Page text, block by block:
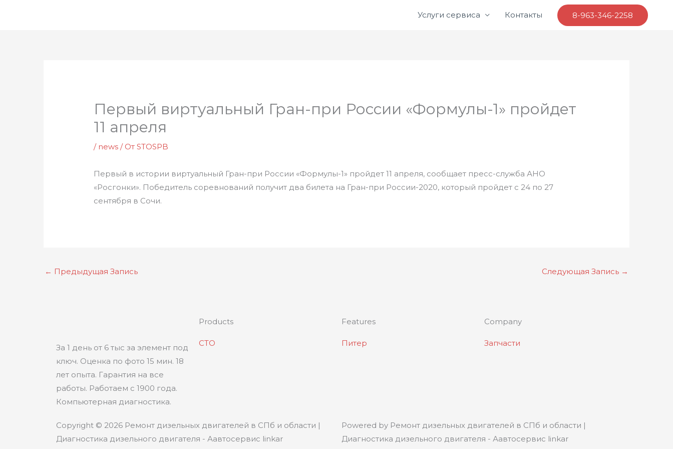
Услуги сервиса Контакты 8-963-346-2258
Первый виртуальный Гран-при России «Формулы-1» пройдет
11 апреля
/ news / ОтSTOSPB
Первый в истории виртуальный Гран-при России «Формулы-1» пройдет 11 апреля, сообщает пресс-служба АНО
«Росгонки». Победитель соревнований получит два билета на Гран-при России-2020, который пройдет с 24 по 27
сентября в Сочи.
← Предыдущая Запись Следующая Запись →
За 1 день от 6 тыс за элемент под
ключ. Оценка по фото 15 мин. 18
лет опыта. Гарантия на все
работы. Работаем с 1900 года.
Компьютерная диагностика.
Products
СТО
Features
Питер
Company
Запчасти
Copyright © 2026 Ремонт дизельных двигателей в СПб и области |
Диагностика дизельного двигателя - Аавтосервис linkar
Powered by Ремонт дизельных двигателей в СПб и области |
Диагностика дизельного двигателя - Аавтосервис linkar